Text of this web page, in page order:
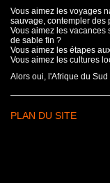
Vous aimez les voyages
sauvage, contempler des
Vous aimez les vacances
de sable fin ?
Vous aimez les étapes
Vous aimez les cultures
Alors oui, l'Afrique du
PLAN DU SITE